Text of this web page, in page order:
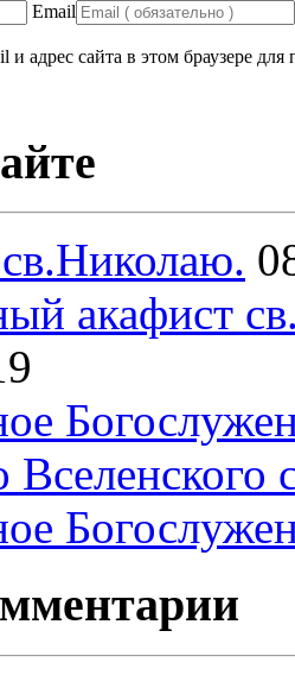
Email
и адрес сайта в этом браузере
акафист
Вселенского